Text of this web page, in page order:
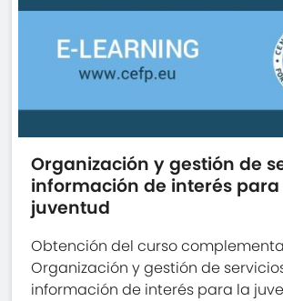
Organización y gestión de
información de interés para
juventud
Obtención del curso
Organización y gestión de
información de interés para la